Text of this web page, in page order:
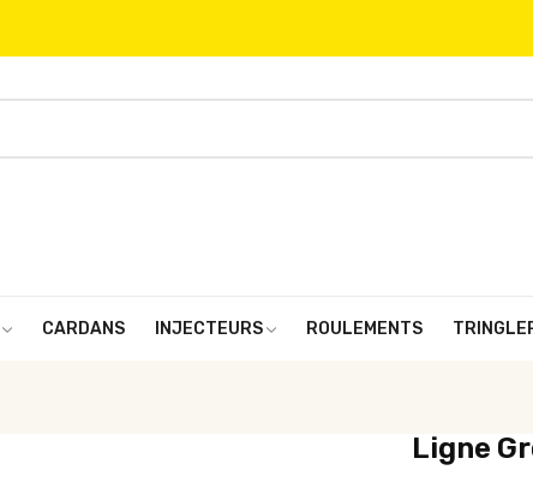
CARDANS INJECTEURS ROULEMENTS
Ligne